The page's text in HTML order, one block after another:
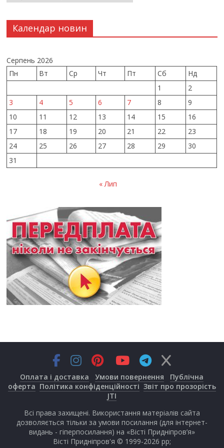
Календар новин
Серпень 2026
Пн
Вт Ср Чт Пт Сб
Нд
1
2
3
4 5 6 7 8
9
10
11 12 13 14 15
16
17
18 19 20 21 22
23
24
25 26 27 28 29
30
31
« Лип
Оплата і доставка Умови повернення
Публічна
оферта Політика конфіденційності Звіт про прозорість
JTI
Всі права захищені. Використання матеріалів сайта
дозволяється тільки за умови посилання (для інтернет-
видань - гіперпосилання) на «Вісті Придніпров’я»
Вісті Придніпров'я © 1999-2026 рр;